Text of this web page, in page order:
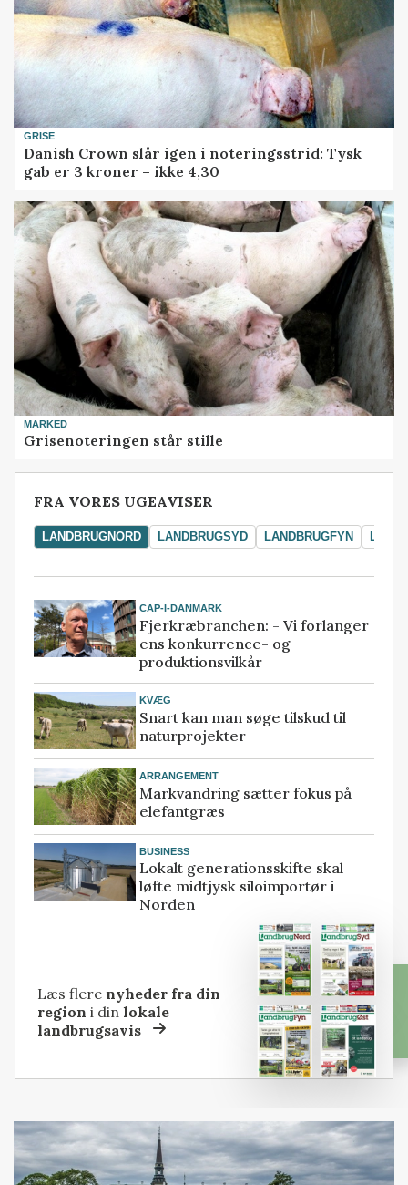
GRISE
Danish Crown slår igen i noteringsstrid: Tysk
gab er 3 kroner – ikke 4,30
MARKED
Grisenoteringen står stille
FRA VORES UGEAVISER
LANDBRUGNORD LANDBRUGSYD LANDBRUGFYN
CAP-I-DANMARK
Fjerkræbranchen: - Vi forlanger
ens konkurrence- og
produktionsvilkår
KVÆG
Snart kan man søge tilskud til
naturprojekter
ARRANGEMENT
Markvandring sætter fokus på
elefantgræs
BUSINESS
Lokalt generationsskifte skal
løfte midtjysk siloimportør i
Norden
Læs flere nyheder fra din
region i dinlokale
landbrugsavis